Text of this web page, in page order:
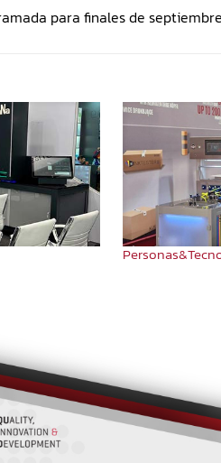
para finales de